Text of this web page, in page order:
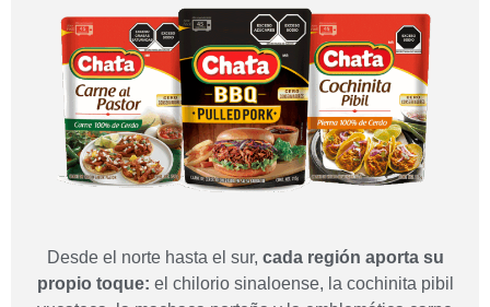
Desde el norte hasta el sur, cada región aporta su
propio toque: el chilorio sinaloense, la cochinita pibil